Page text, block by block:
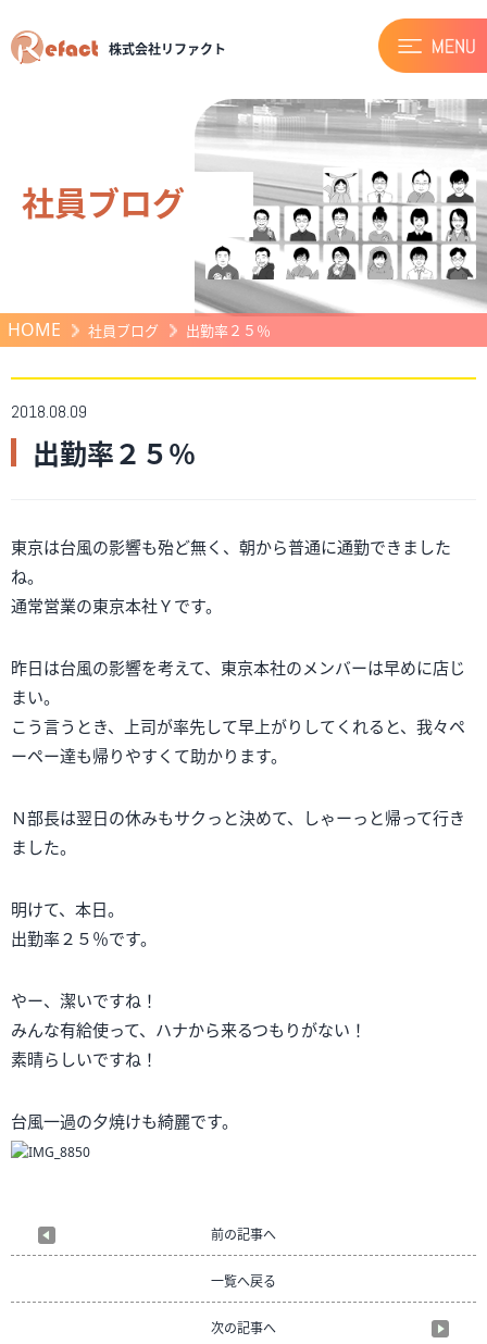
株式会社リファクト
社員ブログ
HOME 社員ブログ 出勤率２５％
2018.08.09
出勤率２５％
東京は台風の影響も殆ど無く、朝から普通に通勤できました
ね。
通常営業の東京本社Ｙです。
昨日は台風の影響を考えて、東京本社のメンバーは早めに店じ
まい。
こう言うとき、上司が率先して早上がりしてくれると、我々ペ
ーペー達も帰りやすくて助かります。
Ｎ部長は翌日の休みもサクっと決めて、しゃーっと帰って行き
ました。
明けて、本日。
出勤率２５％です。
やー、潔いですね！
みんな有給使って、ハナから来るつもりがない！
素晴らしいですね！
台風一過の夕焼けも綺麗です。
前の記事へ
一覧へ戻る
次の記事へ